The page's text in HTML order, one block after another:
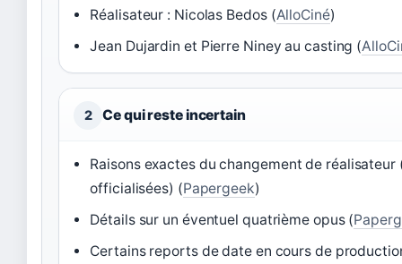
Réalisateur : Nicolas Bedos (AlloCiné)
Jean Dujardin et Pierre Niney au casting (
2 Ce qui reste incertain
Raisons exactes du changement de réalisateur
officialisées) (Papergeek)
Détails sur un éventuel quatrième opus (
Certains reports de date en cours de